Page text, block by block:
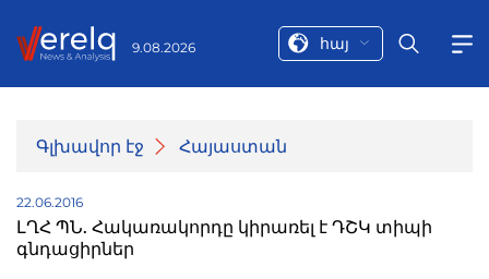
9.08.2026 հայ
Գլխավոր էջ Հայաստան
22.06.2016
ԼՂՀ ՊՆ. Հակառակորդը կիրառել է ԴՇԿ տիպի
գնդացիրներ